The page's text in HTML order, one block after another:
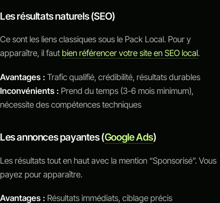
Les résultats naturels (SEO)
Ce sont les liens classiques sous le Pack Local. Pour y
apparaître, il faut bien référencer votre site en SEO local.
Avantages : Trafic qualifié, crédibilité, résultats durables
Inconvénients : Prend du temps (3-6 mois minimum),
nécessite des compétences techniques
Les annonces payantes (Google Ads)
Les résultats tout en haut avec la mention “Sponsorisé”. Vous
payez pour apparaître.
Avantages : Résultats immédiats, ciblage précis